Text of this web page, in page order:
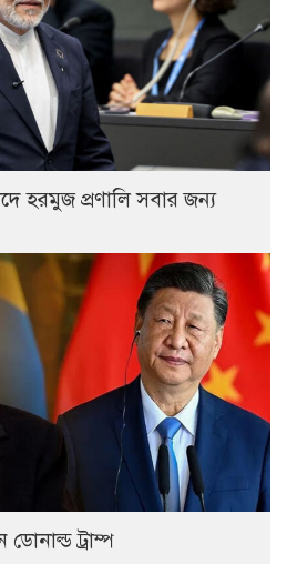
হরমুজ প্রণালি সবার জন্য
ডোনাল্ড ট্রাম্প